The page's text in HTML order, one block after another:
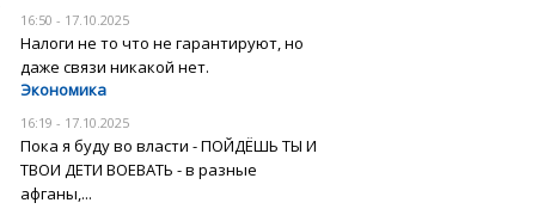
16:50 - 17.10.2025
Налоги не то что не гарантируют, но
даже связи никакой нет.
Экономика
16:19 - 17.10.2025
Пока я буду во власти - ПОЙДЁШЬ ТЫ И
ТВОИ ДЕТИ ВОЕВАТЬ - в разные
афганы,...